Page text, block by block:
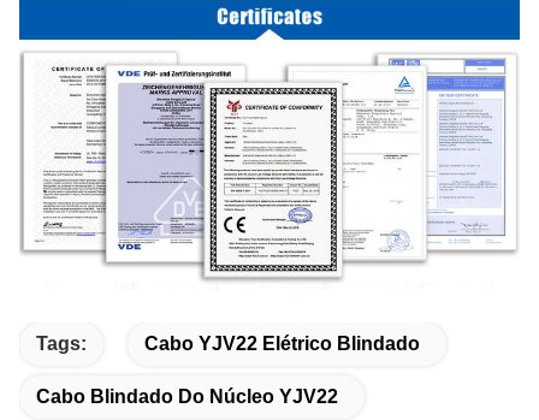
Tags: Cabo YJV22 Elétrico Blindado
Cabo Blindado Do Núcleo YJV22